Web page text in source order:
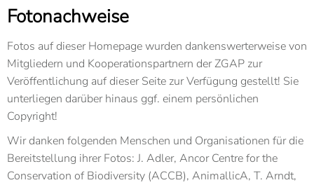
Fotonachweise
Fotos auf dieser Homepage wurden dankenswerterweise von
Mitgliedern und Kooperationspartnern der ZGAP zur
Veröffentlichung auf dieser Seite zur Verfügung gestellt! Sie
unterliegen darüber hinaus ggf. einem persönlichen
Copyright!
Wir danken folgenden Menschen und Organisationen für die
Bereitstellung ihrer Fotos: J. Adler, Ancor Centre for the
Conservation of Biodiversity (ACCB), AnimallicA, T. Arndt,